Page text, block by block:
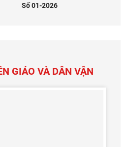
Số 01-2026
GIÁO VÀ DÂN VẬN